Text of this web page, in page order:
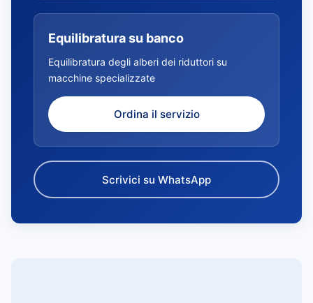
Equilibratura su banco
Equilibratura degli alberi dei riduttori su
macchine specializzate
Ordina il servizio
Scrivici su WhatsApp